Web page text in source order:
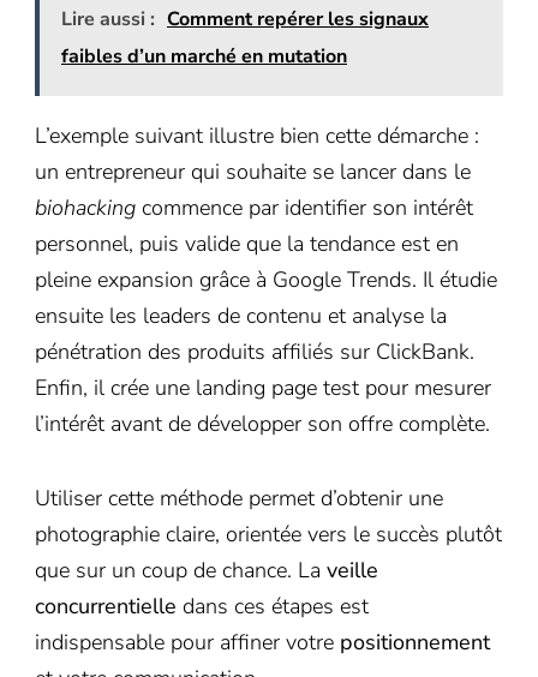
Lire aussi : Comment repérer les signaux
faibles d’un marché en mutation
L’exemple suivant illustre bien cette démarche :
un entrepreneur qui souhaite se lancer dans le
biohacking commence par identifier son intérêt
personnel, puis valide que la tendance est en
pleine expansion grâce à Google Trends. Il étudie
ensuite les leaders de contenu et analyse la
pénétration des produits affiliés sur ClickBank.
Enfin, il crée une landing page test pour mesurer
l’intérêt avant de développer son offre complète.
Utiliser cette méthode permet d’obtenir une
photographie claire, orientée vers le succès plutôt
que sur un coup de chance. La veille
concurrentielle dans ces étapes est
indispensable pour affiner votre positionnement